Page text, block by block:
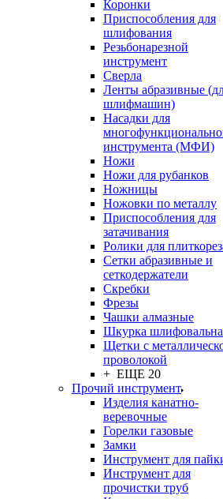
Коронки
Приспособления для
шлифования
Резьбонарезной
инструмент
Сверла
Ленты абразивные
шлифмашин)
Насадки для
инструмента (МФИ)
Ножи
Ножи для рубанков
Ножницы
Ножовки по металлу
Приспособления для
затачивания
Ролики для
Сетки абразивные и
сеткодержатели
Скребки
Фрезы
Чашки алмазные
Шкурка
Щетки с
проволокой
+ ЕЩЕ 20
Прочий инструмент
Изделия канатно-
веревочные
Горелки газовые
Замки
Инструмент для
Инструмент для
прочистки труб